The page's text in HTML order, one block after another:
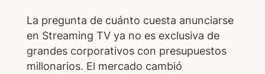
La pregunta de cuánto cuesta anunciarse
en Streaming TV ya no es exclusiva de
grandes corporativos con presupuestos
millonarios. El mercado cambió